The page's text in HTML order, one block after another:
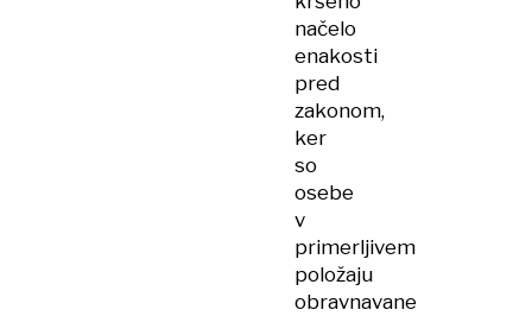
načelo
enakosti
pred
zakonom,
ker
so
osebe
v
primerljivem
položaju
obravnavane